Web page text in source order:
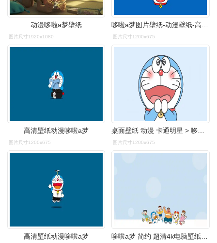
动漫哆啦a梦壁纸
图片尺寸1920x1080
哆啦a梦图片壁纸-动漫壁纸-高清动漫图片-娟娟壁纸
图片尺寸1200x675
高清壁纸动漫哆啦a梦
图片尺寸1200x675 图片尺寸1200x675
高清壁纸动漫哆啦a梦